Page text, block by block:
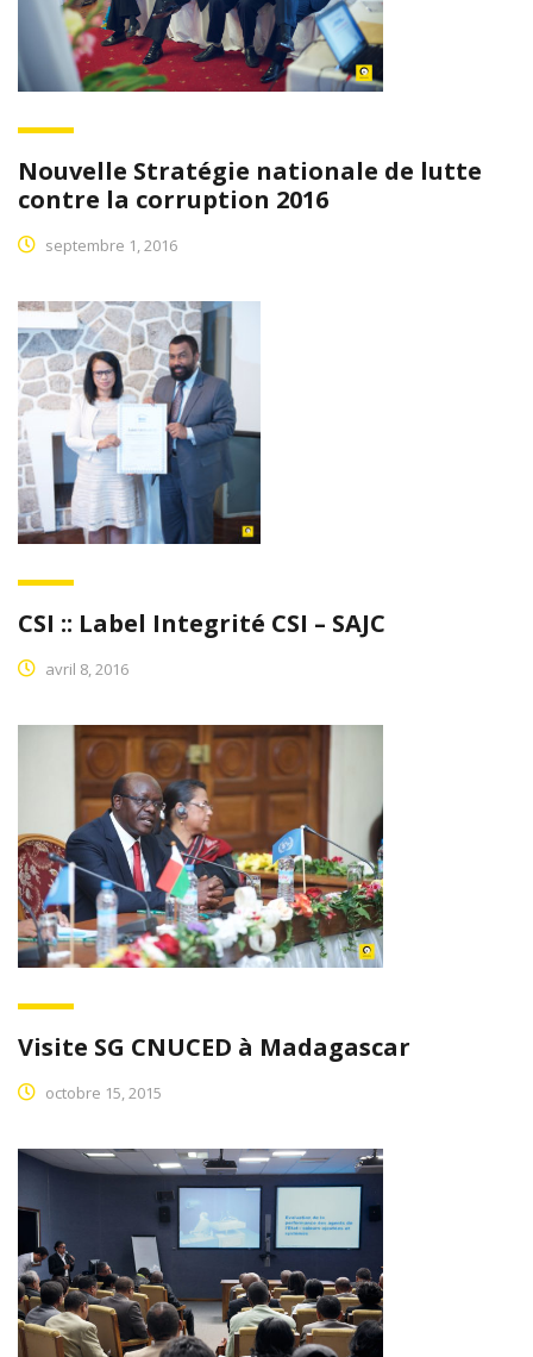
Nouvelle Stratégie nationale de lutte
contre la corruption 2016
septembre 1, 2016
CSI :: Label Integrité CSI – SAJC
avril 8, 2016
Visite SG CNUCED à Madagascar
octobre 15, 2015